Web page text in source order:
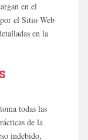
en el
el Sitio Web
en la
todas las
de la
indebido,